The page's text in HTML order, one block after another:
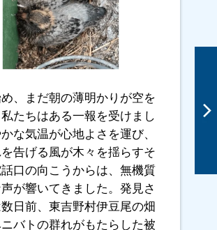
、まだ朝の薄明かりが空を
たちはある一報を受けまし
な気温が心地よさを運び、
告げる風が木々を揺らすそ
口の向こうからは、無機質
が響いてきました。発見さ
日前、東吉野村伊豆尾の畑
バトの群れがもたらした被